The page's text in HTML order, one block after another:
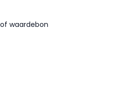
waardebon